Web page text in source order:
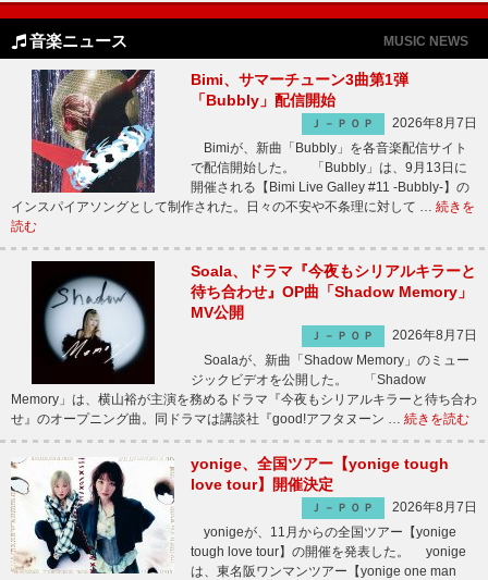
音楽ニュース MUSIC NEWS
Bimi、サマーチューン3曲第1弾
「Bubbly」配信開始
Ｊ－ＰＯＰ
2026年8月7日
Bimiが、新曲「Bubbly」を各音楽配信サイト
で配信開始した。 「Bubbly」は、9月13日に
開催される【Bimi Live Galley #11 -Bubbly-】の
インスパイアソングとして制作された。日々の不安や不条理に対して … 続きを
読む
Soala、ドラマ『今夜もシリアルキラーと
待ち合わせ』OP曲「Shadow Memory」
MV公開
Ｊ－ＰＯＰ
2026年8月7日
Soalaが、新曲「Shadow Memory」のミュー
ジックビデオを公開した。 「Shadow
Memory」は、横山裕が主演を務めるドラマ『今夜もシリアルキラーと待ち合わ
せ』のオープニング曲。同ドラマは講談社『good!アフタヌーン … 続きを読む
yonige、全国ツアー【yonige tough
love tour】開催決定
Ｊ－ＰＯＰ
2026年8月7日
yonigeが、11月からの全国ツアー【yonige
tough love tour】の開催を発表した。 yonige
は、東名阪ワンマンツアー【yonige one man